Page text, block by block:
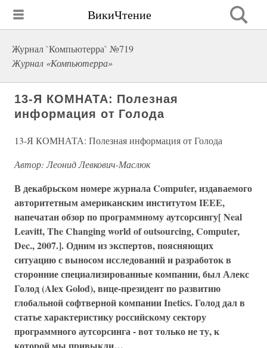
ВикиЧтение
Журнал `Компьютерра` №719
Журнал «Компьютерра»
13-Я КОМНАТА: Полезная
информация от Голода
13-Я КОМНАТА: Полезная информация от Голода
Автор: Леонид Левкович-Маслюк
В декабрьском номере журнала Computer, издаваемого
авторитетным американским институтом IEEE,
напечатан обзор по программному аутсорсингу[ Neal
Leavitt, The Changing world of outsourcing, Computer,
Dec., 2007.]. Одним из экспертов, поясняющих
ситуацию с выносом исследований и разработок в
сторонние специализированные компании, был Алекс
Голод (Alex Golod), вице-президент по развитию
глобальной софтверной компании Inetics. Голод дал в
статье характеристику российскому сектору
программного аутсорсинга - вот только не ту, к